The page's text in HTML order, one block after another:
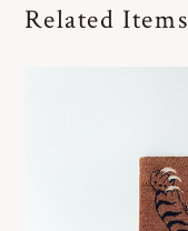
Related Items